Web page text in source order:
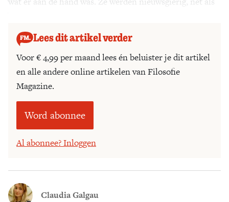
Lees dit artikel verder
Voor € 4,99 per maand lees én beluister je dit artikel
en alle andere online artikelen van Filosofie
Magazine.
Word abonnee
Al abonnee? Inloggen
Claudia Galgau